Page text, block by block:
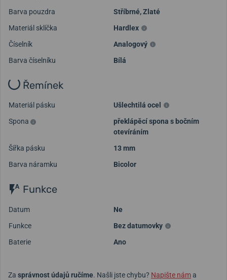
Barva pouzdra
Stříbrné,Zlaté
Materiál sklíčka
Hardlex
Číselník
Analogový
Barva číselníku
Bílá
Řemínek
Materiál pásku
Ušlechtilá ocel
Spona
překlápěcí spona s bočním
otevíráním
Šířka pásku
13 mm
Barva náramku
Bicolor
Funkce
Datum
Ne
Funkce
Bez datumovky
Baterie
Ano
Za správnost údajů ručíme. Našli jste chybu? Napište náma